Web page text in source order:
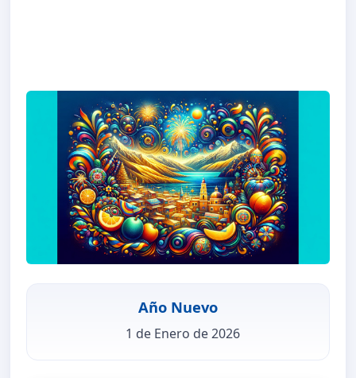
Año Nuevo
1 de Enero de 2026